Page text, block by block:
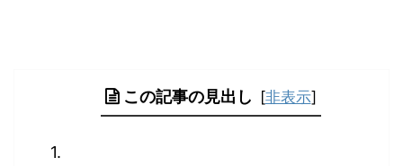
この記事の見出し [非表示]